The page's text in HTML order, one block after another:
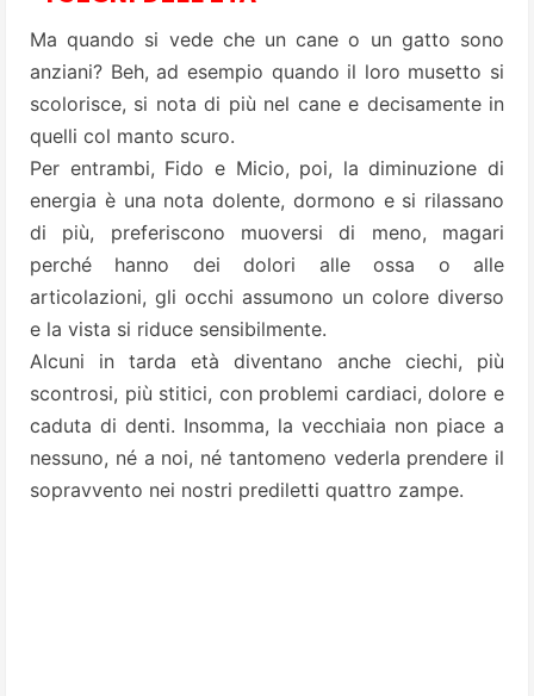
Ma quando si vede che un cane o un gatto sono
anziani? Beh, ad esempio quando il loro musetto si
scolorisce, si nota di più nel cane e decisamente in
quelli col manto scuro.
Per entrambi, Fido e Micio, poi, la diminuzione di
energia è una nota dolente, dormono e si rilassano
di più, preferiscono muoversi di meno, magari
perché hanno dei dolori alle ossa o alle
articolazioni, gli occhi assumono un colore diverso
e la vista si riduce sensibilmente.
Alcuni in tarda età diventano anche ciechi, più
scontrosi, più stitici, con problemi cardiaci, dolore e
caduta di denti. Insomma, la vecchiaia non piace a
nessuno, né a noi, né tantomeno vederla prendere il
sopravvento nei nostri prediletti quattro zampe.